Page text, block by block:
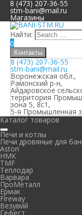
8 (473) 207-36-55
stm-bani@mail.ru
Магазины
Найти:
0
Контакты
8 (473) 207-36-55
stm-bani@mail.ru
Воронежская обл.,
Рамонский р-н,
Айдаровское
территория
зона 5, 8с1,
5-я Промышленная
Каталог товаров
Печи и котлы
Печи дровяные для
Aston
НМК
TMF
Теплодар
Варвара
ПроМеталл
Ермак
Fireway
Везувий
Гефест